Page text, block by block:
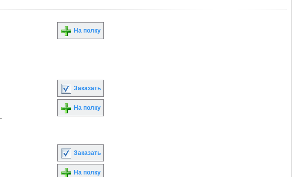
На полку
Заказать
На полку
Заказать
На полку